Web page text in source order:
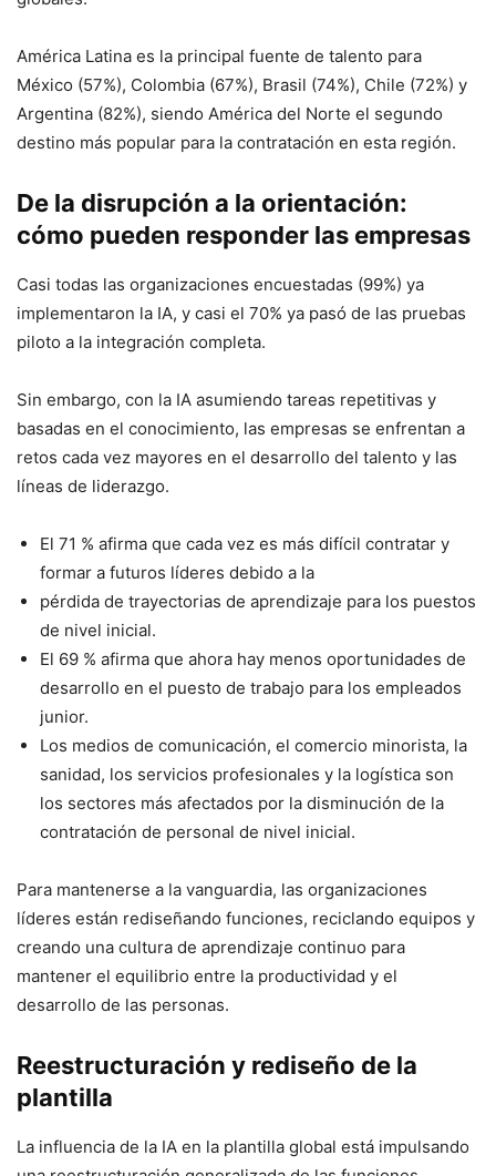
América Latina es la principal fuente de talento para
México (57%), Colombia (67%), Brasil (74%), Chile (72%) y
Argentina (82%), siendo América del Norte el segundo
destino más popular para la contratación en esta región.
De la disrupción a la orientación:
cómo pueden responder las empresas
Casi todas las organizaciones encuestadas (99%) ya
implementaron la IA, y casi el 70% ya pasó de las pruebas
piloto a la integración completa.
Sin embargo, con la IA asumiendo tareas repetitivas y
basadas en el conocimiento, las empresas se enfrentan a
retos cada vez mayores en el desarrollo del talento y las
líneas de liderazgo.
El 71 % afirma que cada vez es más difícil contratar y
formar a futuros líderes debido a la
pérdida de trayectorias de aprendizaje para los puestos
de nivel inicial.
El 69 % afirma que ahora hay menos oportunidades de
desarrollo en el puesto de trabajo para los empleados
junior.
Los medios de comunicación, el comercio minorista, la
sanidad, los servicios profesionales y la logística son
los sectores más afectados por la disminución de la
contratación de personal de nivel inicial.
Para mantenerse a la vanguardia, las organizaciones
líderes están rediseñando funciones, reciclando equipos y
creando una cultura de aprendizaje continuo para
mantener el equilibrio entre la productividad y el
desarrollo de las personas.
Reestructuración y rediseño de la
plantilla
La influencia de la IA en la plantilla global está impulsando